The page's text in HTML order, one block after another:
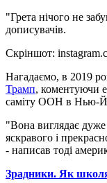
"Грета нічого не
дописувачів.
Скріншот:
Нагадаємо, в 2019
Трамп, коментуючи
саміту ООН в Нью-
"Вона виглядає
яскравого і
- написав тоді
Зрадники. Як